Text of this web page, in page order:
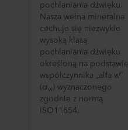
pochłaniania dźwięku.
Nasza wełna mineralna
cechuje się niezwykle
wysoką klasą
pochłaniania dźwięku
określoną na podstawie
współczynnika „alfa w”
(αw) wyznaczonego
zgodnie z normą
ISO11654.